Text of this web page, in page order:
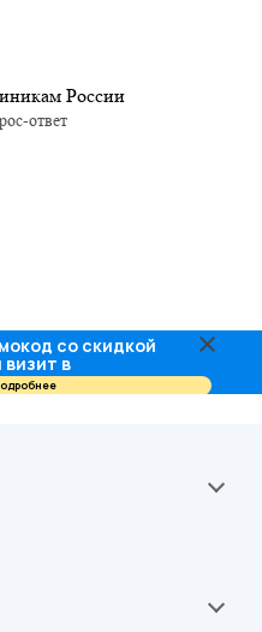
России
ответ
со скидкой
визит в